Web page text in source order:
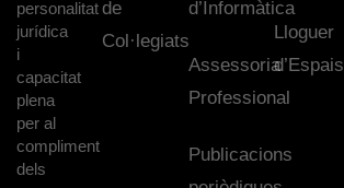
personalitat
jurídica
i
capacitat
plena
per al
compliment
dels
de
Col·legiats
d’Informàtica
Assessoria
Professional
Publicacions
Lloguer
d’Espais